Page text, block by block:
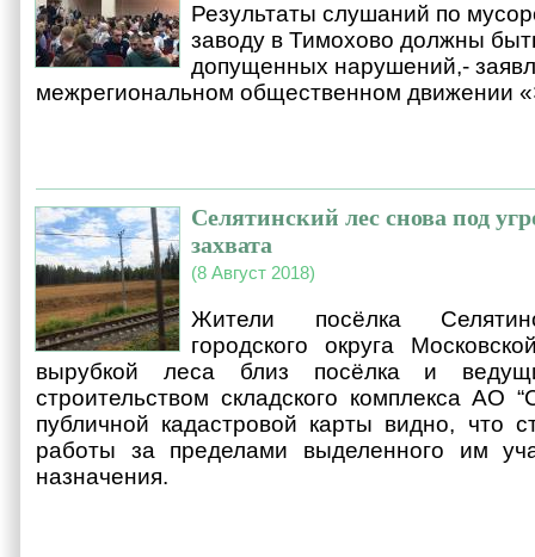
Результаты слушаний по
заводу в Тимохово должны
допущенных нарушений,-
межрегиональном общественном
Селятинский лес снова под
захвата
(8 Август 2018)
Жители посёлка
городского округа
вырубкой леса близ посёлка и
строительством складского комплекса АО
публичной кадастровой карты видно, что
работы за пределами выделенного им
назначения.